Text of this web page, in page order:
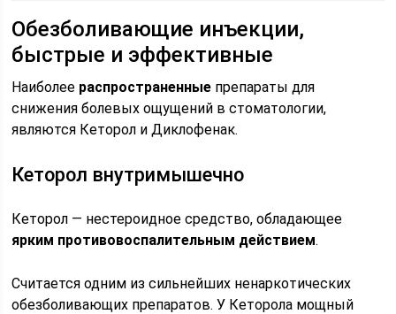
Обезболивающие инъекции,
быстрые и эффективные
Наиболее распространенные препараты для
снижения болевых ощущений в стоматологии,
являются Кеторол и Диклофенак.
Кеторол внутримышечно
Кеторол — нестероидное средство, обладающее
ярким противовоспалительным действием.
Считается одним из сильнейших ненаркотических
обезболивающих препаратов. У Кеторола мощный